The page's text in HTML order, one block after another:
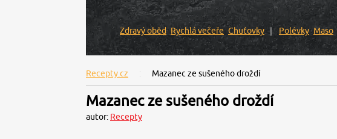
Zdravý oběd Rychlá večeře Chuťovky Polévky Maso
Recepty.cz Mazanec ze sušeného droždí
Mazanec ze sušeného droždí
autor: Recepty